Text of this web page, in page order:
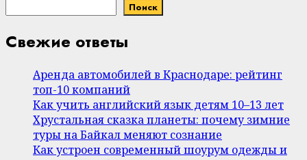
Поиск
Свежие ответы
Аренда автомобилей в Краснодаре: рейтинг
топ-10 компаний
Как учить английский язык детям 10–13 лет
Хрустальная сказка планеты: почему зимние
туры на Байкал меняют сознание
Как устроен современный шоурум одежды и